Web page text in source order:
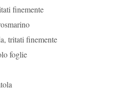
finemente
tritati finemente
foglie